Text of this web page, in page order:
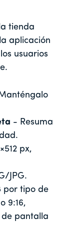
tienda
aplicación
usuarios
- Resuma
px,
JPG.
por tipo de
9:16,
de pantalla